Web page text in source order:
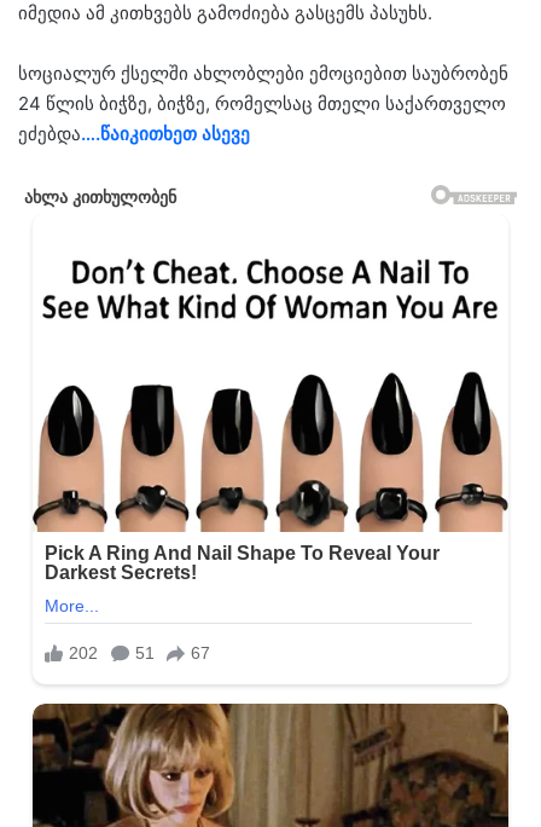
იმე­დია ამ კი­თხვებს გა­მო­ძი­ე­ბა გას­ცემს პა­სუხს.
სო­ცი­ა­ლურ ქსელ­ში ახ­ლობ­ლე­ბი ემო­ცი­ე­ბით სა­უბ­რო­ბენ
24 წლის ბიჭ­ზე, ბიჭ­ზე, რო­მელ­საც მთე­ლი სა­ქარ­თვე­ლო
ეძებ­და….წა­ი­კი­თხეთ ასე­ვე